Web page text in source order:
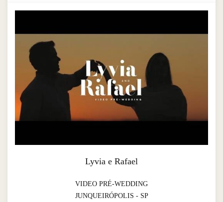
Lyvia e Rafael
VIDEO PRÉ-WEDDING
JUNQUEIRÓPOLIS - SP